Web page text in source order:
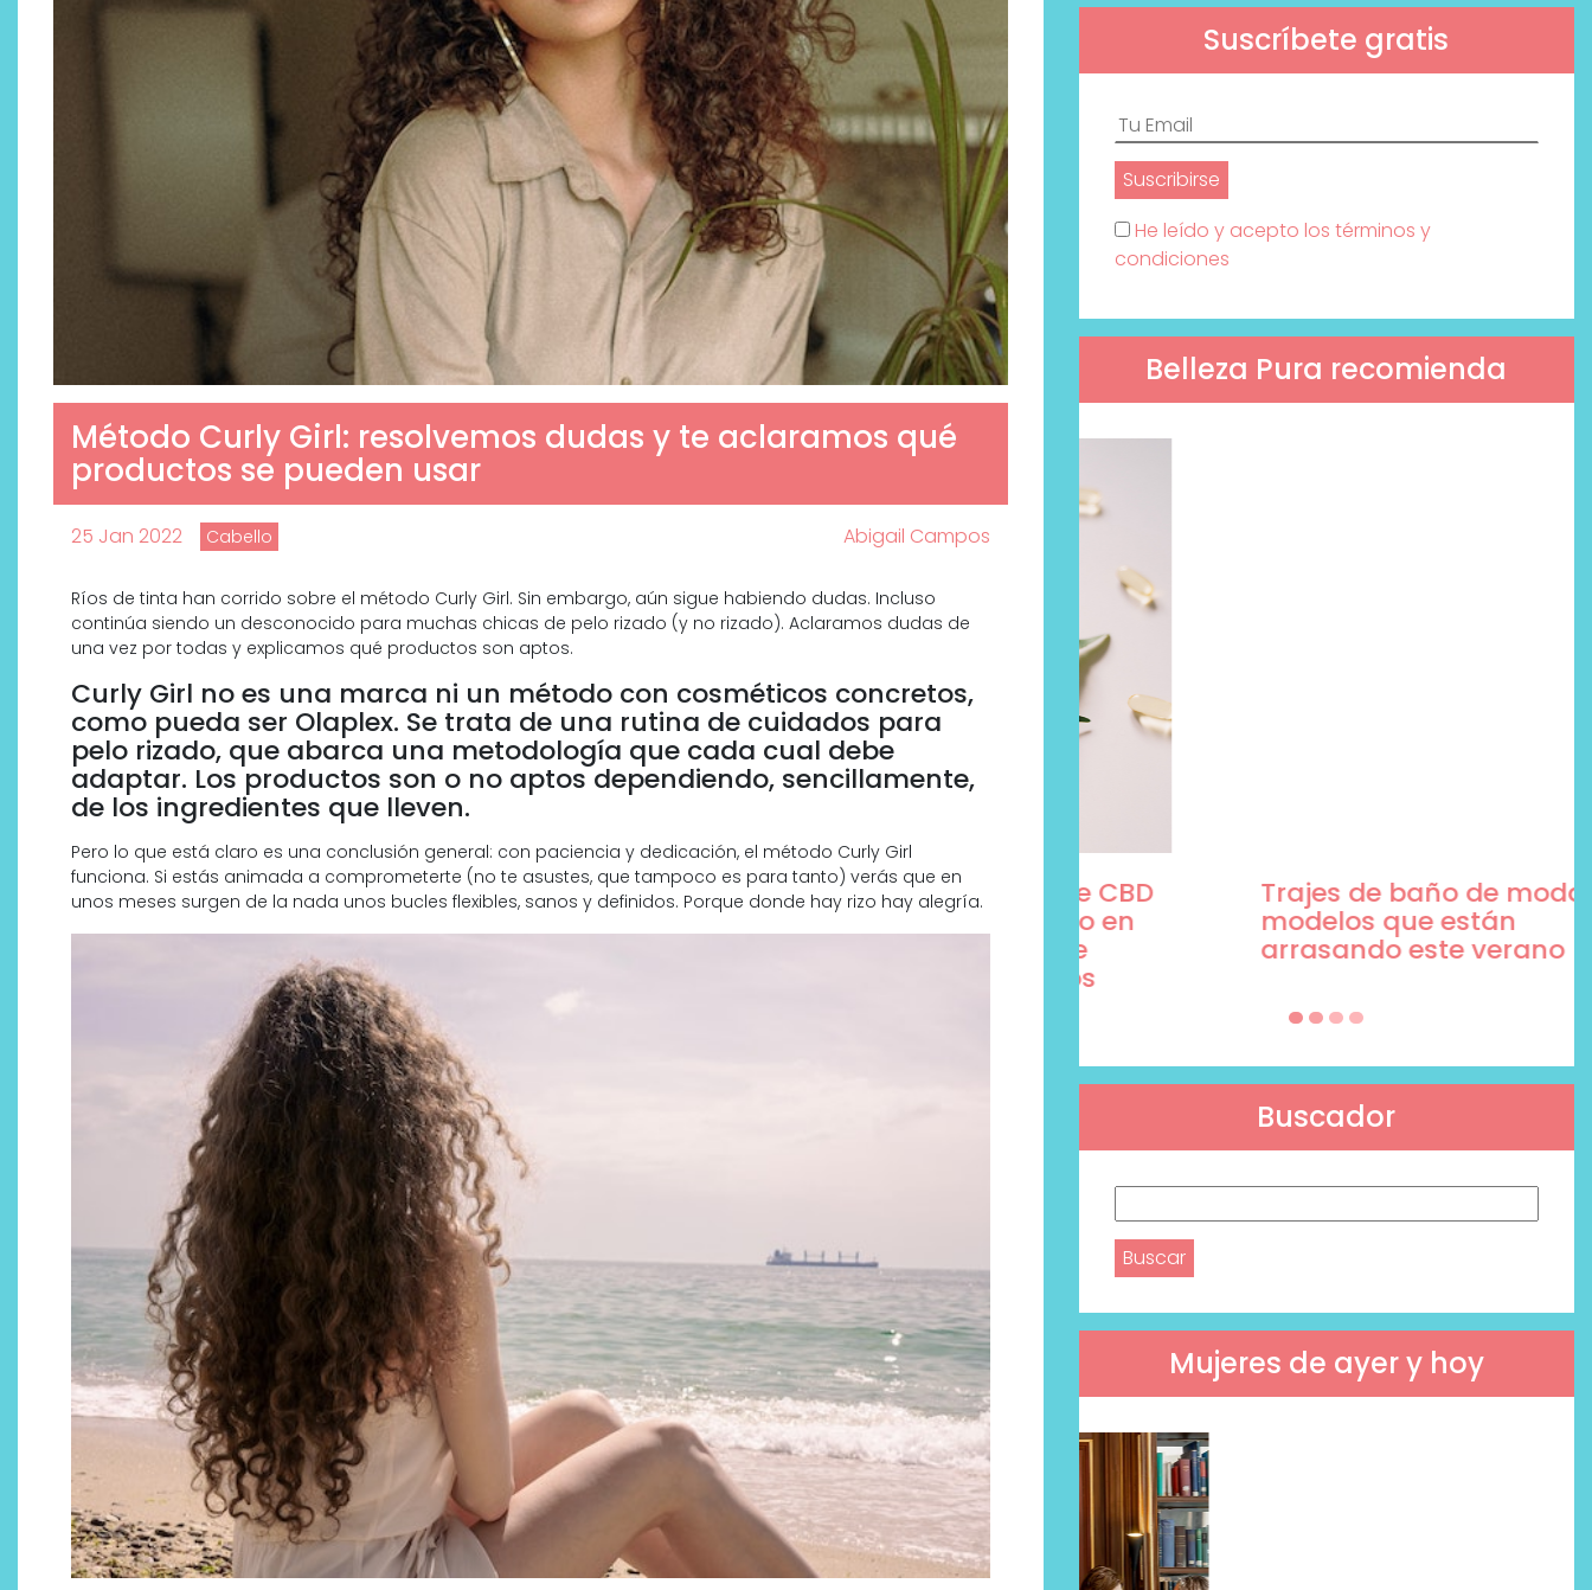
Método Curly Girl: resolvemos dudas y te aclaramos qué
productos se pueden usar
25 Jan 2022 Cabello Abigail Campos
Ríos de tinta han corrido sobre el método Curly Girl. Sin embargo, aún sigue habiendo dudas. Incluso
continúa siendo un desconocido para muchas chicas de pelo rizado (y no rizado). Aclaramos dudas de
una vez por todas y explicamos qué productos son aptos.
Curly Girl no es una marca ni un método con cosméticos concretos,
como pueda ser Olaplex. Se trata de una rutina de cuidados para
pelo rizado, que abarca una metodología que cada cual debe
adaptar. Los productos son o no aptos dependiendo, sencillamente,
de los ingredientes que lleven.
Pero lo que está claro es una conclusión general: con paciencia y dedicación, el método Curly Girl
funciona. Si estás animada a comprometerte (no te asustes, que tampoco es para tanto) verás que en
unos meses surgen de la nada unos bucles flexibles, sanos y definidos. Porque donde hay rizo hay alegría.
Suscríbete gratis
He leído y acepto los términos y
condiciones
Belleza Pura recomienda
Descubre cómo la cosmética
profesional va desde las
cabinas a tu rutina diaria
Por qué los bálsamos de CBD
tópico se han convertido en
Trajes de baño de moda, 5
modelos que están
arrasando este verano
Buscador
Mujeres de ayer y hoy